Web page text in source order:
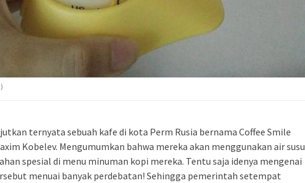
ternyata sebuah kafe di kota Perm Rusia bernama Coffee Smile
Kobelev. Mengumumkan bahwa mereka akan menggunakan air susu
spesial di menu minuman kopi mereka. Tentu saja idenya mengenai
menuai banyak perdebatan! Sehingga pemerintah setempat